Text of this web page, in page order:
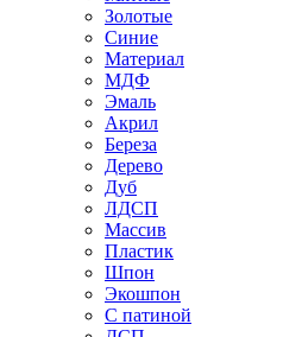
Золотые
Синие
Материал
МДФ
Эмаль
Акрил
Береза
Дерево
Дуб
ЛДСП
Массив
Пластик
Шпон
Экошпон
С патиной